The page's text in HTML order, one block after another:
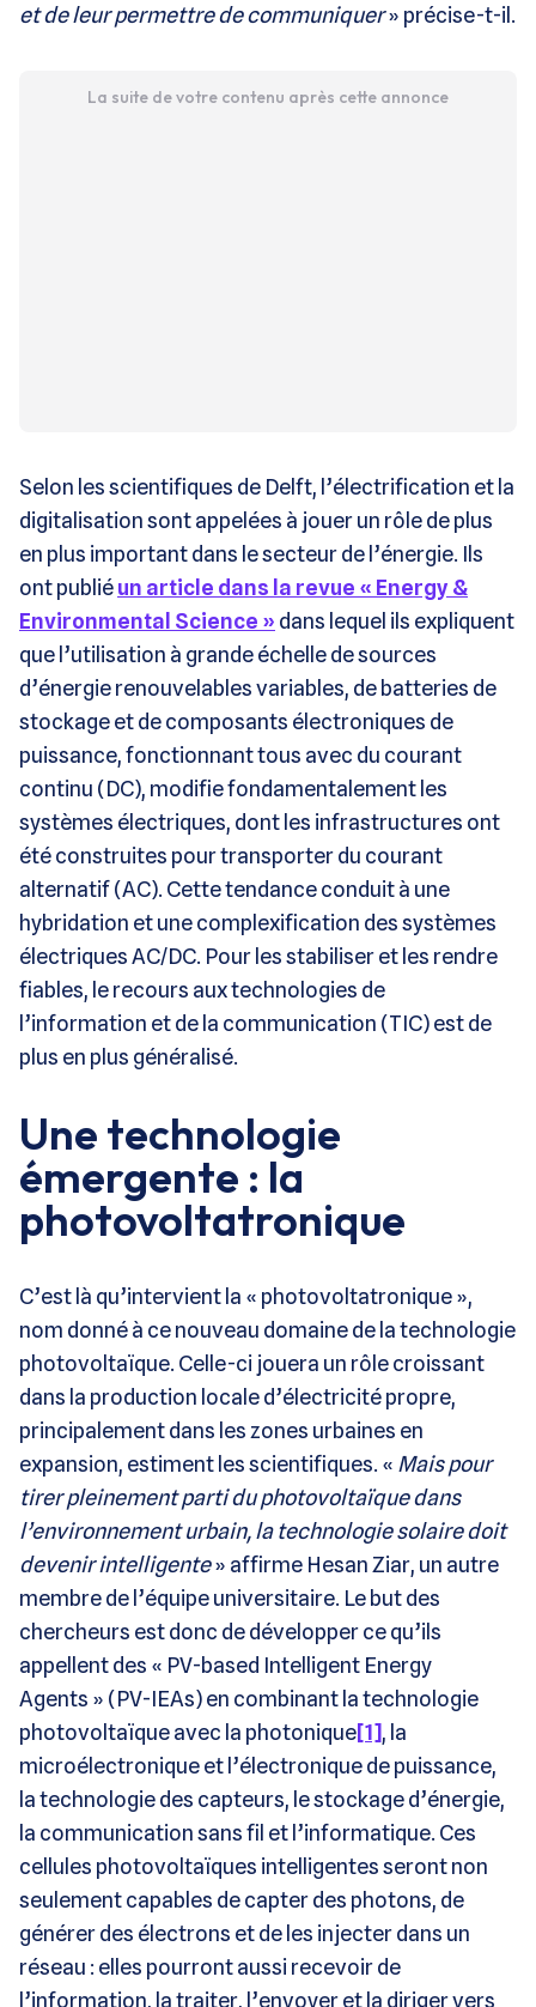
et de leur permettre de communiquer» précise-t-il.
La suite de votre contenu après cette annonce
Selon les scientifiques de Delft, l’électrification et la
digitalisation sont appelées à jouer un rôle de plus
en plus important dans le secteur de l’énergie. Ils
ont publiéun article dans la revue « Energy &
Environmental Science » dans lequel ils expliquent
que l’utilisation à grande échelle de sources
d’énergie renouvelables variables, de batteries de
stockage et de composants électroniques de
puissance, fonctionnant tous avec du courant
continu (DC), modifie fondamentalement les
systèmes électriques, dont les infrastructures ont
été construites pour transporter du courant
alternatif (AC). Cette tendance conduit à une
hybridation et une complexification des systèmes
électriques AC/DC. Pour les stabiliser et les rendre
fiables, le recours aux technologies de
l’information et de la communication (TIC) est de
plus en plus généralisé.
Une technologie
émergente : la
photovoltatronique
C’est là qu’intervient la « photovoltatronique »,
nom donné à ce nouveau domaine de la technologie
photovoltaïque. Celle-ci jouera un rôle croissant
dans la production locale d’électricité propre,
principalement dans les zones urbaines en
expansion, estiment les scientifiques. « Mais pour
tirer pleinement parti du photovoltaïque dans
l’environnement urbain, la technologie solaire doit
devenir intelligente» affirme Hesan Ziar, un autre
membre de l’équipe universitaire. Le but des
chercheurs est donc de développer ce qu’ils
appellent des « PV-based Intelligent Energy
Agents » (PV-IEAs) en combinant la technologie
photovoltaïque avec la photonique[1], la
microélectronique et l’électronique de puissance,
la technologie des capteurs, le stockage d’énergie,
la communication sans fil et l’informatique. Ces
cellules photovoltaïques intelligentes seront non
seulement capables de capter des photons, de
générer des électrons et de les injecter dans un
réseau : elles pourront aussi recevoir de
l’information, la traiter, l’envoyer et la diriger vers